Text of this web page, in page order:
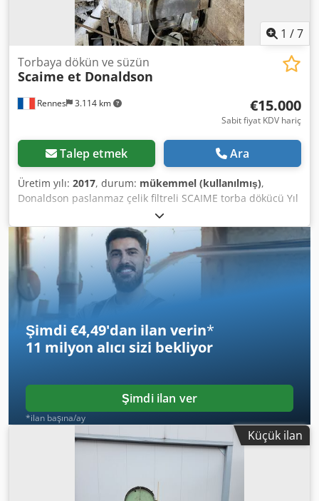
1 /7
Rennes 3.114 km
Torbaya dökün ve süzün
Scaime et Donaldson
€15.000
Sabit fiyat KDV hariç
Talep etmek Ara
Üretim yılı: 2017, durum: mükemmel (kullanılmış),
Donaldson paslanmaz çelik filtreli SCAIME torba dökücü Yıl
Şimdi €4,49'dan ilan verin*
11 milyon alıcı sizi bekliyor
Şimdi ilan ver
*ilan başına/ay
Küçük ilan